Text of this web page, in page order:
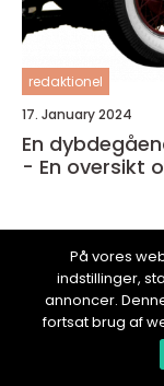
redaktionel
17. January 2024
En
- En oversikt
På vores
indstillinger,
annoncer.
fortsat brug af